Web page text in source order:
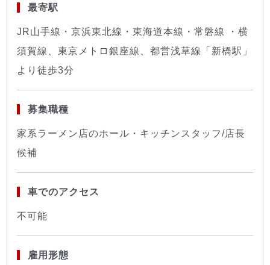
最寄駅
JR山手線・京浜東北線・東海道本線・常磐線 ・横
須賀線、東京メトロ銀座線、都営浅草線「新橋駅」
より徒歩3分
募集職種
家系ラーメン店のホール・キッチンスタッフ/店長
候補
車でのアクセス
不可能
雇用形態